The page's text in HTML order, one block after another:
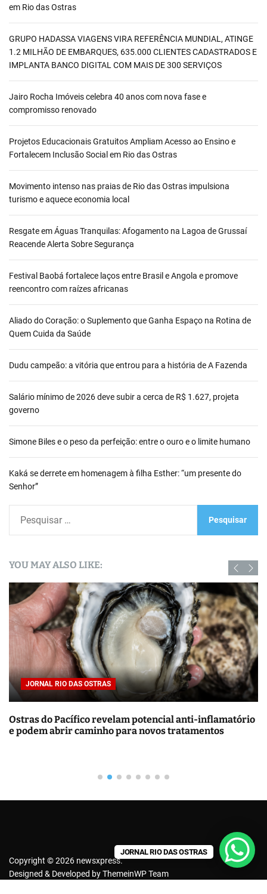
em Rio das Ostras
GRUPO HADASSA VIAGENS VIRA REFERÊNCIA MUNDIAL, ATINGE
1.2 MILHÃO DE EMBARQUES, 635.000 CLIENTES CADASTRADOS E
IMPLANTA BANCO DIGITAL COM MAIS DE 300 SERVIÇOS
Jairo Rocha Imóveis celebra 40 anos com nova fase e
compromisso renovado
Projetos Educacionais Gratuitos Ampliam Acesso ao Ensino e
Fortalecem Inclusão Social em Rio das Ostras
Movimento intenso nas praias de Rio das Ostras impulsiona
turismo e aquece economia local
Resgate em Águas Tranquilas: Afogamento na Lagoa de Grussaí
Reacende Alerta Sobre Segurança
Festival Baobá fortalece laços entre Brasil e Angola e promove
reencontro com raízes africanas
Aliado do Coração: o Suplemento que Ganha Espaço na Rotina de
Quem Cuida da Saúde
Dudu campeão: a vitória que entrou para a história de A Fazenda
Salário mínimo de 2026 deve subir a cerca de R$ 1.627, projeta
governo
Simone Biles e o peso da perfeição: entre o ouro e o limite humano
Kaká se derrete em homenagem à filha Esther: “um presente do
Senhor”
u
i
s
a
r
r
:
YOU MAY ALSO LIKE:
revelam potencial anti-inflamatório
para novos tratamentos
JORNAL RIO DAS
Energia solar
de custos e
Copyright © 2026 newsxpress.
Designed & Developed byThemeinWP Team
JORNAL RIO DAS OSTRAS